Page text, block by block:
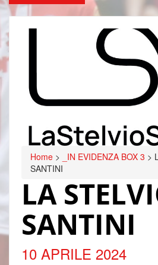
Home > _IN EVIDENZA BOX 3 >
SANTINI
LA
SANTINI
10 APRILE 2024